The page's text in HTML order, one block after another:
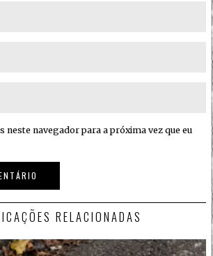
neste navegador para a próxima vez que eu
RELACIONADAS